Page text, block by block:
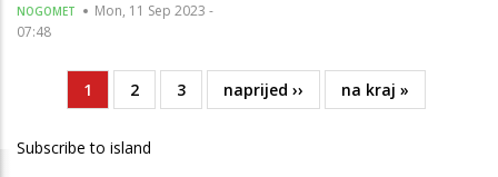
NOGOMET
Mon, 11 Sep 2023 -
07:48
PaginationCurrent
page
1 Page
2 Page
3
Next
page
naprijed ››
Last
page
na kraj »
Subscribe to island